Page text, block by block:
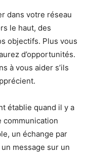
dans votre réseau
le haut, des
objectifs. Plus vous
d’opportunités.
à vous aider s’ils
établie quand il y a
communication
un échange par
message sur un